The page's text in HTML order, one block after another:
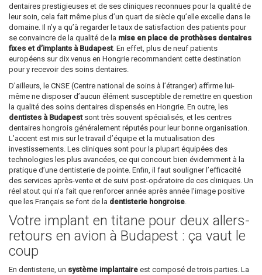
dentaires prestigieuses et de ses cliniques reconnues pour la qualité de
leur soin, cela fait même plus d’un quart de siècle qu’elle excelle dans le
domaine. Il n’y a qu’à regarder le taux de satisfaction des patients pour
se convaincre de la qualité de la mise en place de prothèses dentaires
fixes et d’implants à Budapest. En effet, plus de neuf patients
européens sur dix venus en Hongrie recommandent cette destination
pour y recevoir des soins dentaires.
D’ailleurs, le CNSE (Centre national de soins à l’étranger) affirme lui-
même ne disposer d’aucun élément susceptible de remettre en question
la qualité des soins dentaires dispensés en Hongrie. En outre, les
dentistes à Budapestsont très souvent spécialisés, et les centres
dentaires hongrois généralement réputés pour leur bonne organisation.
L’accent est mis sur le travail d’équipe et la mutualisation des
investissements. Les cliniques sont pour la plupart équipées des
technologies les plus avancées, ce qui concourt bien évidemment à la
pratique d’une dentisterie de pointe. Enfin, il faut souligner l’efficacité
des services après-vente et de suivi post-opératoire de ces cliniques. Un
réel atout qui n’a fait que renforcer année après année l’image positive
que les Français se font de la dentisterie hongroise.
Votre implant en titane pour deux allers-
retours en avion à Budapest : ça vaut le
coup
En dentisterie, un système implantaire est composé de trois parties. La